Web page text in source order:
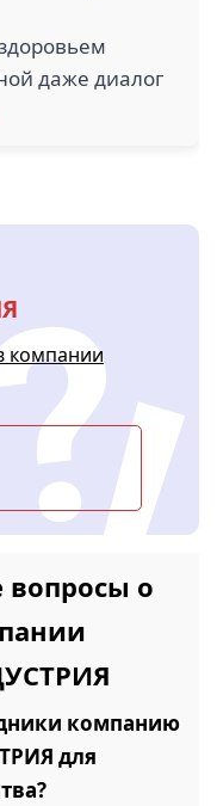
даже диалог
компании
вопросы о
компанию
для